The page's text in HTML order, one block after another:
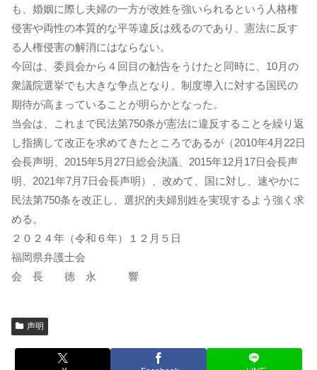
も、婚姻に際し夫婦の一方が改姓を強いられるという人格権
侵害や両性の本質的な平等違反は残るのであり、憲法に反す
る人権侵害の解消にはならない。
今回は、委員会から４回目の勧告をうけたと同時に、10月の
衆議院選挙でも大きな争点となり、制度導入に対する国民の
期待が高まっていることが明らかとなった。
当会は、これまで民法第750条が憲法に違反することを繰り返
し指摘して改正を求めてきたところであるが（2010年4月22日
会長声明、2015年5月27日総会決議、2015年12月17日会長声
明、2021年7月7日会長声明）、改めて、国に対し、速やかに
民法第750条を改正し、選択的夫婦別姓を実現するよう強く求
める。
２０２４年（令和６年）１２月５日
福岡県弁護士会
会 長 德 永 響
声明